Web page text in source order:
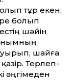
тұр екен,
болып
шәйін
шайға
Терлеп-
әңгімеден